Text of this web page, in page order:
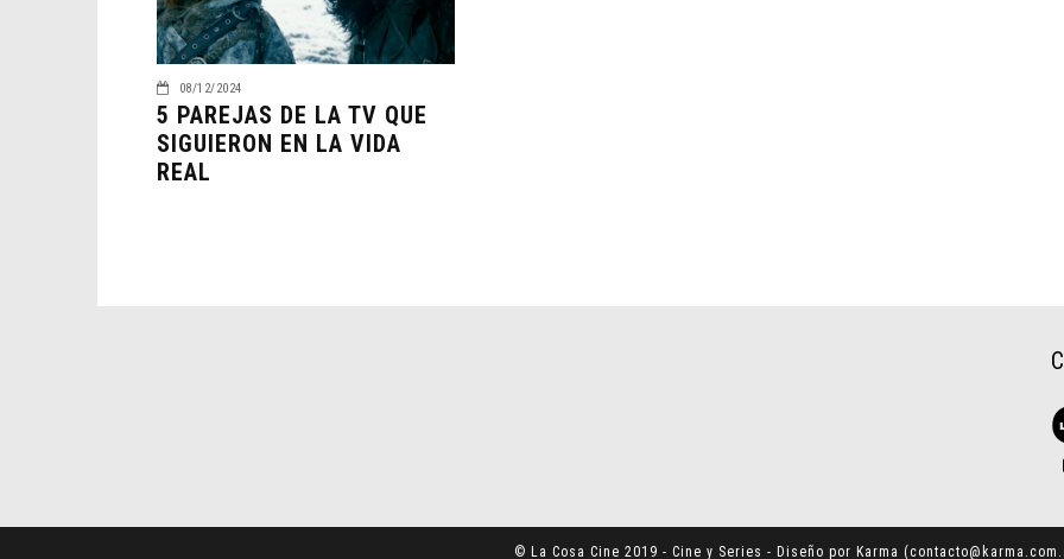
08/12/2024
5 PAREJAS DE LA TV QUE
SIGUIERON EN LA VIDA
REAL
© La Cosa Cine 2019 - Cine y Series - Diseño por Karma (